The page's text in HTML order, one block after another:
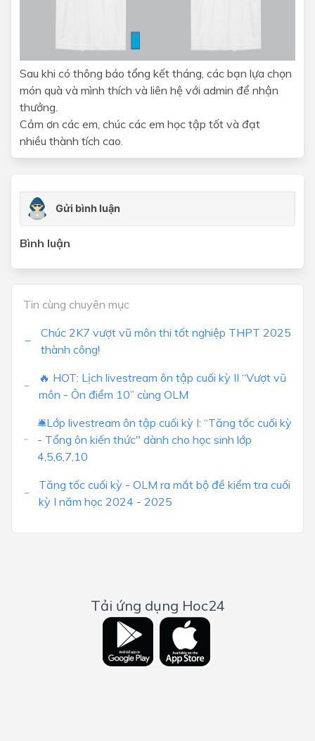
Sau khi có thông báo tổng kết tháng, các bạn lựa chọn
món quà và mình thích và liên hệ với admin để nhận
thưởng.
Cảm ơn các em, chúc các em học tập tốt và đạt
nhiều thành tích cao.
Bình luận
Tin cùng chuyên mục
Chúc 2K7 vượt vũ môn thi tốt nghiệp THPT 2025
thành công!
🔥 HOT: Lịch livestream ôn tập cuối kỳ II “Vượt vũ
môn - Ôn điểm 10” cùng OLM
🛎Lớp livestream ôn tập cuối kỳ I: “Tăng tốc cuối kỳ
- Tổng ôn kiến thức" dành cho học sinh lớp
4,5,6,7,10
Tăng tốc cuối kỳ - OLM ra mắt bộ đề kiểm tra cuối
kỳ I năm học 2024 - 2025
Tải ứng dụng Hoc24